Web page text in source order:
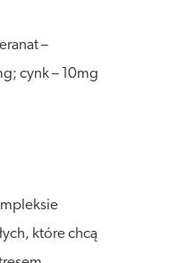
–
cynk – 10mg
które chcą